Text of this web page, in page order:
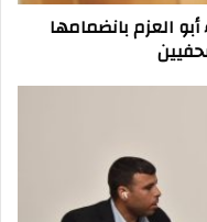
العزم بانضمامها